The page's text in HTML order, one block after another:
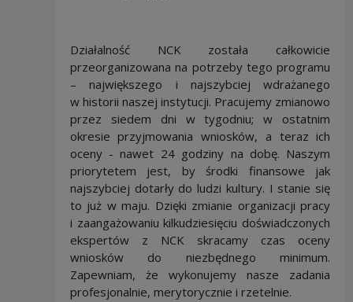
Działalność NCK została całkowicie
przeorganizowana na potrzeby tego programu
– największego i najszybciej wdrażanego
w historii naszej instytucji. Pracujemy zmianowo
przez siedem dni w tygodniu; w ostatnim
okresie przyjmowania wniosków, a teraz ich
oceny - nawet 24 godziny na dobę. Naszym
priorytetem jest, by środki finansowe jak
najszybciej dotarły do ludzi kultury. I stanie się
to już w maju. Dzięki zmianie organizacji pracy
i zaangażowaniu kilkudziesięciu doświadczonych
ekspertów z NCK skracamy czas oceny
wniosków do niezbędnego minimum.
Zapewniam, że wykonujemy nasze zadania
profesjonalnie, merytorycznie i rzetelnie.